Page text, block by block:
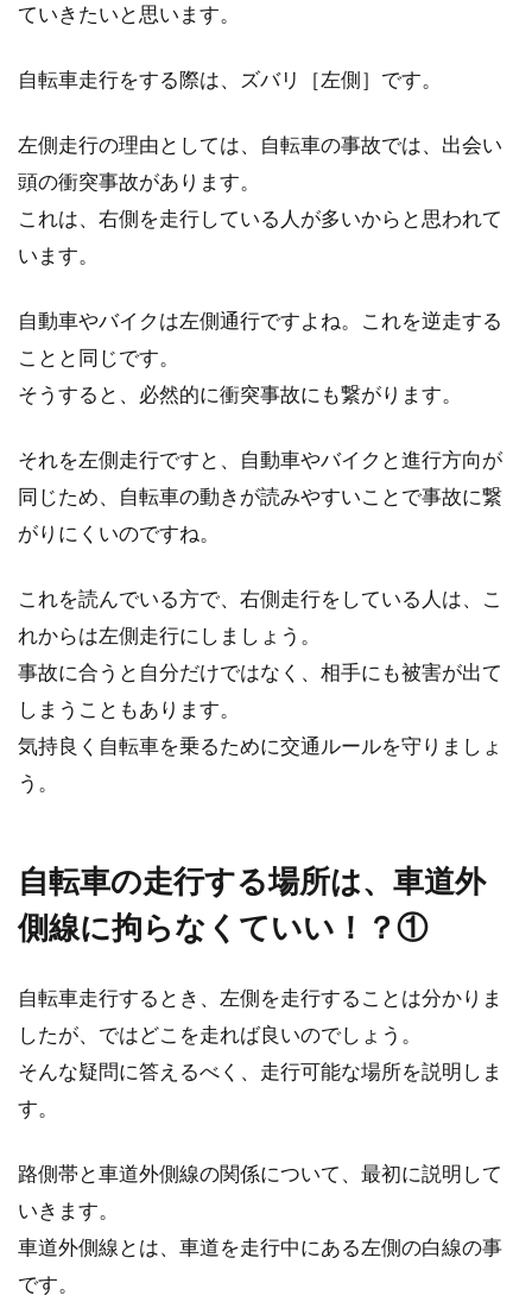
の駐輪場など...
ロードバイクを通販で買うのってどうなの？と
トライアルっていう自転車競技の練
習法を教えて！
を自転車に乗ったまま越えていく自転車競技で
ツールドフランスで活躍するバイク
「ツールドフラン...
今度のタイヤはコンチネンタルグラ
ンプリにしよう！
ていきたいと思います。
自転車走行をする際は、ズバリ［左側］です。
左側走行の理由としては、自転車の事故では、出会い
頭の衝突事故があります。
これは、右側を走行している人が多いからと思われて
います。
自動車やバイクは左側通行ですよね。これを逆走する
ことと同じです。
そうすると、必然的に衝突事故にも繋がります。
それを左側走行ですと、自動車やバイクと進行方向が
同じため、自転車の動きが読みやすいことで事故に繋
がりにくいのですね。
これを読んでいる方で、右側走行をしている人は、こ
れからは左側走行にしましょう。
事故に合うと自分だけではなく、相手にも被害が出て
しまうこともあります。
気持良く自転車を乗るために交通ルールを守りましょ
う。
自転車の走行する場所は、車道外
側線に拘らなくていい！？①
自転車走行するとき、左側を走行することは分かりま
したが、ではどこを走れば良いのでしょう。
そんな疑問に答えるべく、走行可能な場所を説明しま
す。
路側帯と車道外側線の関係について、最初に説明して
いきます。
車道外側線とは、車道を走行中にある左側の白線の事
です。